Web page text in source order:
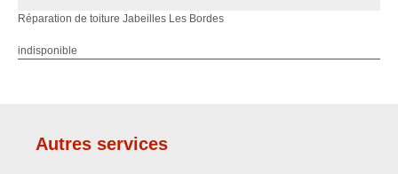
Réparation de toiture Jabeilles Les Bordes
indisponible
Autres services